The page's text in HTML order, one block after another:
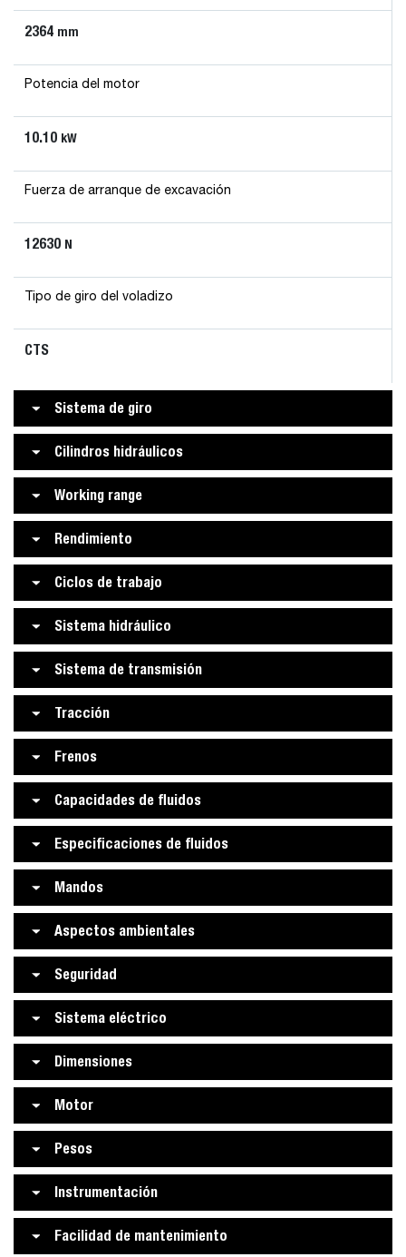
2364 mm
Potencia del motor
10.10 kW
Fuerza de arranque de excavación
12630 N
Tipo de giro del voladizo
CTS
Sistema de giro
Cilindros hidráulicos
Working range
Rendimiento
Ciclos de trabajo
Sistema hidráulico
Sistema de transmisión
Tracción
Frenos
Capacidades de fluidos
Especificaciones de fluidos
Mandos
Aspectos ambientales
Seguridad
Sistema eléctrico
Dimensiones
Motor
Pesos
Instrumentación
Facilidad de mantenimiento